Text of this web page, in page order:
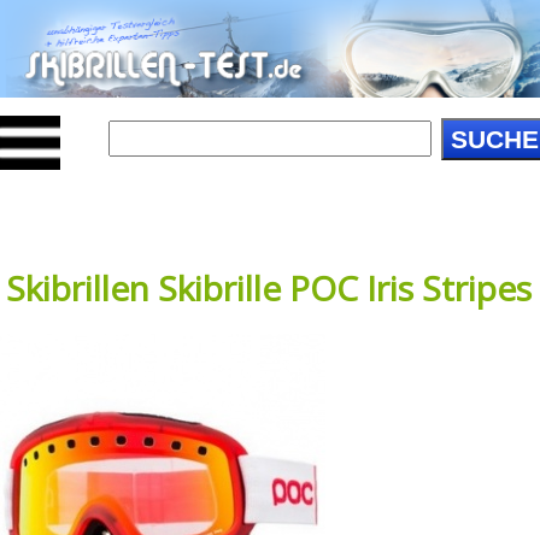
Skibrillen Skibrille POC Iris Stripes